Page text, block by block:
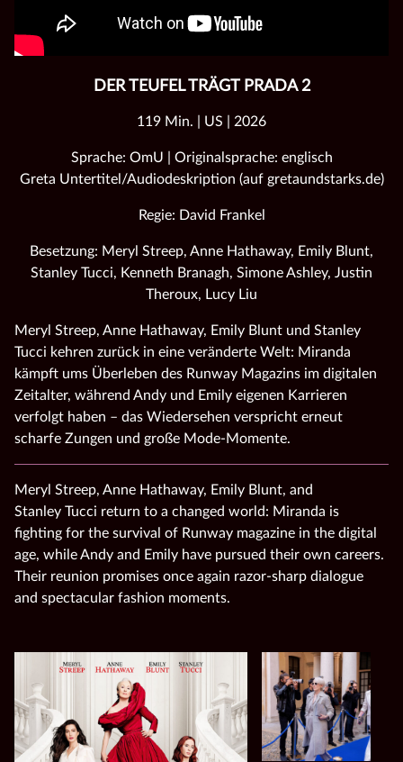
DER TEUFEL TRÄGT PRADA 2
119 Min. | US | 2026
Sprache: OmU | Originalsprache: englisch
Greta Untertitel/Audiodeskription (auf gretaundstarks.de)
Regie: David Frankel
Besetzung: Meryl Streep, Anne Hathaway, Emily Blunt,
Stanley Tucci, Kenneth Branagh, Simone Ashley, Justin
Theroux, Lucy Liu
Meryl Streep, Anne Hathaway, Emily Blunt und Stanley
Tucci kehren zurück in eine veränderte Welt: Miranda
kämpft ums Überleben des Runway Magazins im digitalen
Zeitalter, während Andy und Emily eigenen Karrieren
verfolgt haben – das Wiedersehen verspricht erneut
scharfe Zungen und große Mode‑Momente.
Meryl Streep, Anne Hathaway, Emily Blunt, and
Stanley Tucci return to a changed world: Miranda is
fighting for the survival of Runway magazine in the digital
age, while Andy and Emily have pursued their own careers.
Their reunion promises once again razor‑sharp dialogue
and spectacular fashion moments.